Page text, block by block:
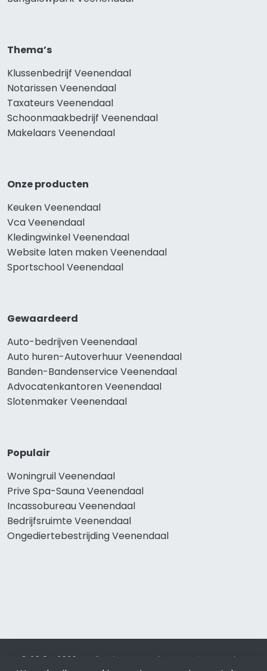
Thema’s
Klussenbedrijf Veenendaal
Notarissen Veenendaal
Taxateurs Veenendaal
Schoonmaakbedrijf Veenendaal
Makelaars Veenendaal
Onze producten
Keuken Veenendaal
Vca Veenendaal
Kledingwinkel Veenendaal
Website laten maken Veenendaal
Sportschool Veenendaal
Gewaardeerd
Auto-bedrijven Veenendaal
Auto huren-Autoverhuur Veenendaal
Banden-Bandenservice Veenendaal
Advocatenkantoren Veenendaal
Slotenmaker Veenendaal
Populair
Woningruil Veenendaal
Prive Spa-Sauna Veenendaal
Incassobureau Veenendaal
Bedrijfsruimte Veenendaal
Ongediertebestrijding Veenendaal
© 2019 - 2026 Realisatie en SEO door SEO-bureau
Lion